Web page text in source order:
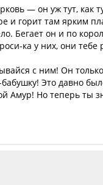
— он уж тут, как
и горит там ярким
Бегает он и по
ка у них, они тебе
с ним! Он
Это давно
Амур! Но теперь